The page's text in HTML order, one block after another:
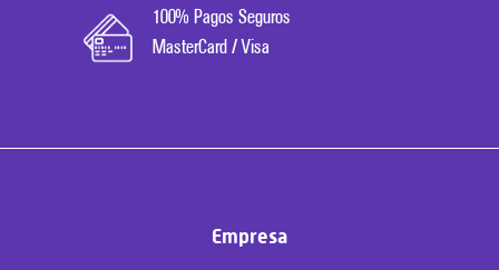
100% Pagos Seguros
MasterCard / Visa
Empresa